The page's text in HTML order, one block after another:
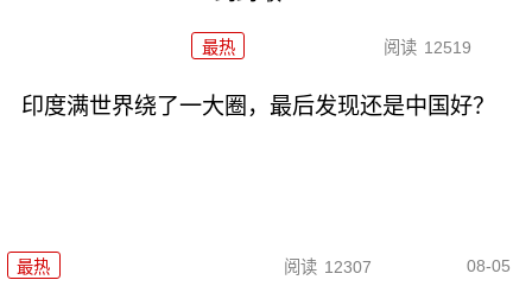
最热 阅读 12519
印度满世界绕了一大圈，最后发现还是中国好？
最热 阅读 12307 08-05